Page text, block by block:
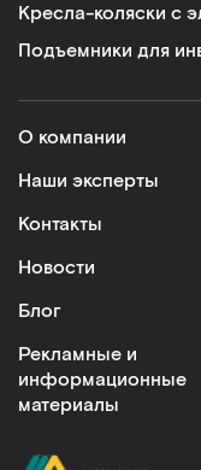
Кресла-коляски с
Подъемники для
О компании
Наши эксперты
Контакты
Новости
Блог
Рекламные и
информационные
материалы